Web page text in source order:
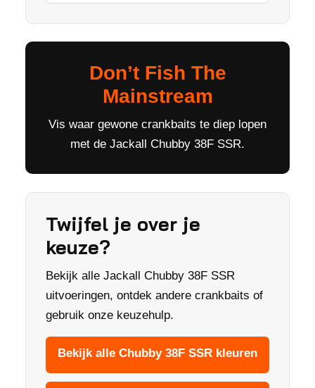
Don’t Fish The
Mainstream
Vis waar gewone crankbaits te diep lopen
met de Jackall Chubby 38F SSR.
Twijfel je over je
keuze?
Bekijk alle Jackall Chubby 38F SSR
uitvoeringen, ontdek andere crankbaits of
gebruik onze keuzehulp.
Bekijk alle Chubby 38F SSR kleuren